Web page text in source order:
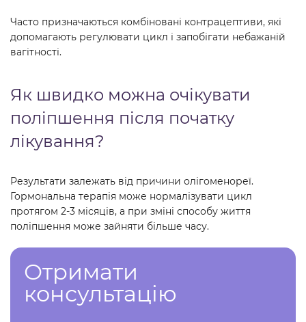
Часто призначаються комбіновані контрацептиви, які
допомагають регулювати цикл і запобігати небажаній
вагітності.
Як швидко можна очікувати
поліпшення після початку
лікування?
Результати залежать від причини олігоменореї.
Гормональна терапія може нормалізувати цикл
протягом 2-3 місяців, а при зміні способу життя
поліпшення може зайняти більше часу.
Отримати
консультацію